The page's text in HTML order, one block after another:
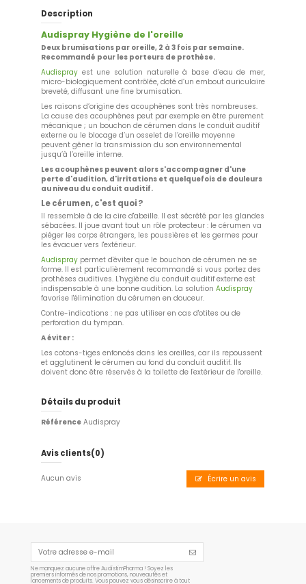
Description
Audispray Hygiène de l'oreille
Deux brumisations par oreille, 2 à 3 fois par semaine.
Recommandé pour les porteurs de prothèse.
Audisprayest une solution naturelle à base d’eau de mer,
micro-biologiquement contrôlée, doté d’un embout auriculaire
breveté, diffusant une fine brumisation.
Les raisons d’origine des acouphènes sont très nombreuses.
La cause des acouphènes peut par exemple en être purement
mécanique ; un bouchon de cérumen dans le conduit auditif
externe ou le blocage d’un osselet de l’oreille moyenne
peuvent gêner la transmission du son environnemental
jusqu’à l’oreille interne.
Les acouphènes peuvent alors s'accompagner d'une
perte d'audition, d'irritations et quelquefois de douleurs
au niveau du conduit auditif.
Le cérumen, c'est quoi ?
Il ressemble à de la cire d'abeille. Il est sécrété par les glandes
sébacées. Il joue avant tout un rôle protecteur : le cérumen va
piéger les corps étrangers, les poussières et les germes pour
les évacuer vers l'extérieur.
Audispraypermet d'éviter que le bouchon de cérumen ne se
forme. Il est particulièrement recommandé si vous portez des
prothèses auditives. L'hygiène du conduit auditif externe est
indispensable à une bonne audition. La solution Audispray
favorise l'élimination du cérumen en douceur.
Contre-indications : ne pas utiliser en cas d'otites ou de
perforation du tympan.
A éviter :
Les cotons-tiges enfoncés dans les oreilles, car ils repoussent
et agglutinent le cérumen au fond du conduit auditif. Ils
doivent donc être réservés à la toilette de l'extérieur de l'oreille.
Détails du produit
Référence Audispray
Avis clients(0)
Aucun avis Écrire un avis
Ne manquez aucune offre AudistimPharma ! Soyez les
premiers informés de nos promotions, nouveautés et
lancements de produits. Vous pouvez vous désinscrire à tout